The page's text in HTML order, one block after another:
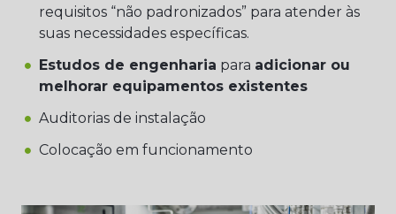
requisitos “não padronizados” para atender às
suas necessidades específicas.
Estudos de engenharia para adicionar ou
melhorar equipamentos existentes
Auditorias de instalação
Colocação em funcionamento